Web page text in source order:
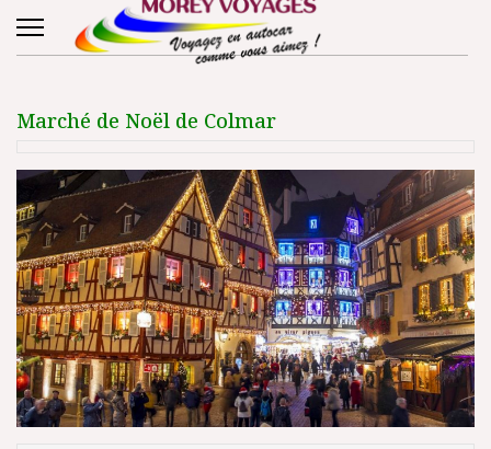
Marché de Noël de Colmar